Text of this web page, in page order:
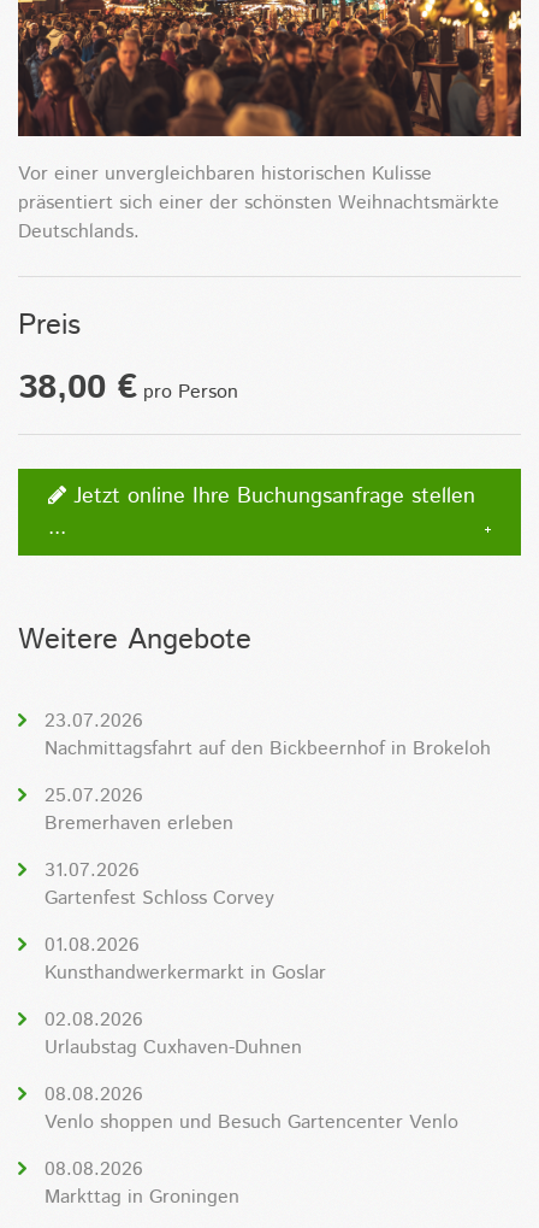
Vor einer unvergleichbaren historischen Kulisse
präsentiert sich einer der schönsten Weihnachtsmärkte
Deutschlands.
Preis
38,00 € pro Person
Jetzt online Ihre Buchungsanfrage stellen
...
Weitere Angebote
23.07.2026
Nachmittagsfahrt auf den Bickbeernhof in Brokeloh
25.07.2026
Bremerhaven erleben
31.07.2026
Gartenfest Schloss Corvey
01.08.2026
Kunsthandwerkermarkt in Goslar
02.08.2026
Urlaubstag Cuxhaven-Duhnen
08.08.2026
Venlo shoppen und Besuch Gartencenter Venlo
08.08.2026
Markttag in Groningen